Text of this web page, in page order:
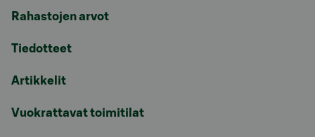
Rahastojen arvot
Tiedotteet
Artikkelit
Vuokrattavat toimitilat